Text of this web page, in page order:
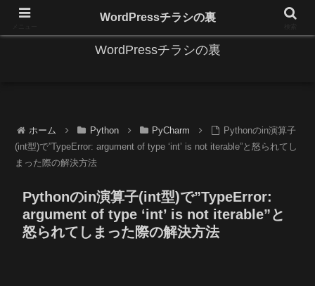
IT系に係る基礎的な情報と便利な使い方を更新します。
WordPressチラシの裏
ホーム Python PyCharm
Pythonのin演算子
(int型)で”TypeError: argument of type ‘int’ is not iterable”と怒られてし
まった際の解決方法
Pythonのin演算子(int型)で”TypeError:
argument of type ‘int’ is not iterable”と
怒られてしまった際の解決方法
WordPressチラシの裏